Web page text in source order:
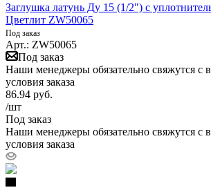
Заглушка латунь Ду 15 (1/2") с
Цветлит ZW50065
Под заказ
Арт.: ZW50065
Под заказ
Наши менеджеры обязательно свяжутся с
условия заказа
86.94 руб.
/шт
Под заказ
Наши менеджеры обязательно свяжутся с
условия заказа